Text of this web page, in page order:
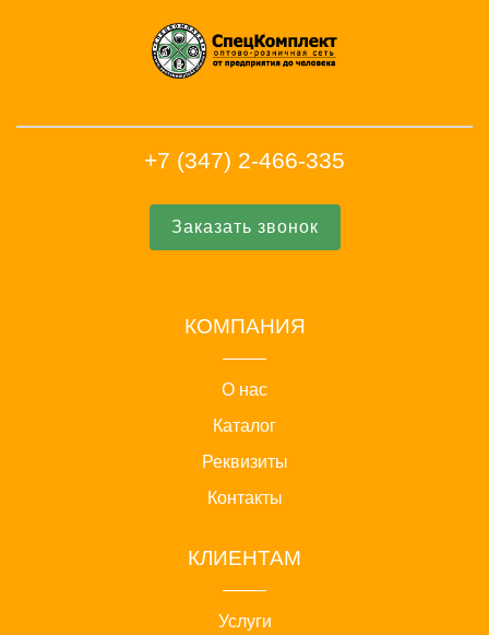
+7 (347) 2-466-335
Заказать звонок
КОМПАНИЯ
О нас
Каталог
Реквизиты
Контакты
КЛИЕНТАМ
Услуги